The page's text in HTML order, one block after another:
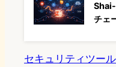
チェ
セキュリティツー